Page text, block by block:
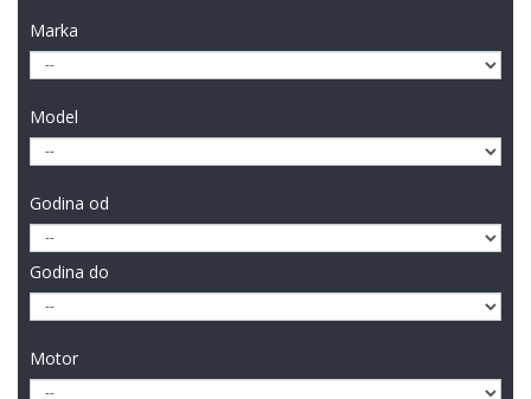
Marka
Model
Godina od
Godina do
Motor